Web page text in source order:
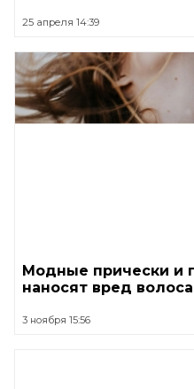
25 апреля 14:39
Модные прически и
наносят вред
3 ноября 15:56